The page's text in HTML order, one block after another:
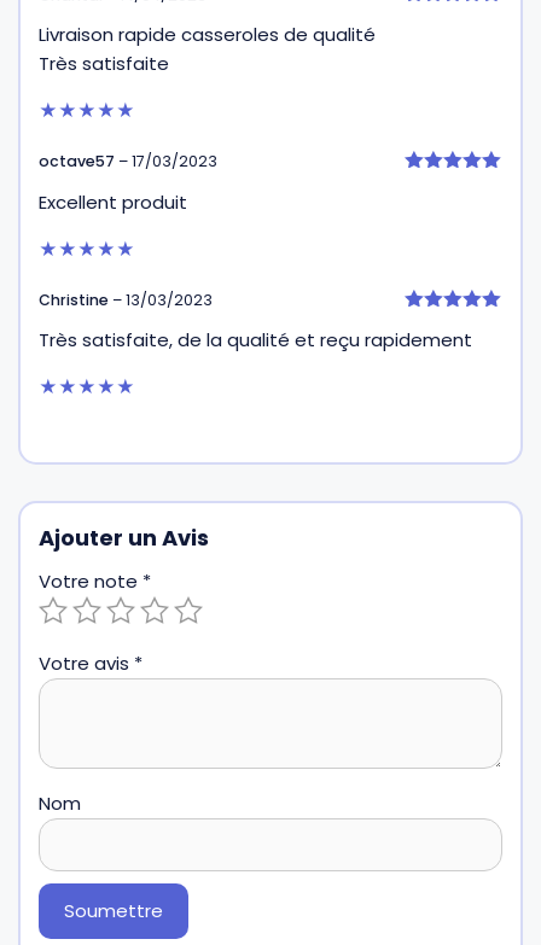
Livraison rapide casseroles de qualité
Très satisfaite
★★★★★
octave57 –17/03/2023
Excellent produit
★★★★★
sur 5
Christine –13/03/2023
Très satisfaite, de la qualité et reçu rapidement
★★★★★
Ajouter un Avis
Votre note *
Votre avis *
Nom